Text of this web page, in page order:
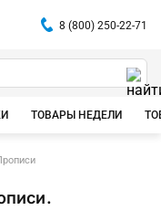
8 (800) 250-22-71
ТОВАРЫ НЕДЕЛИ